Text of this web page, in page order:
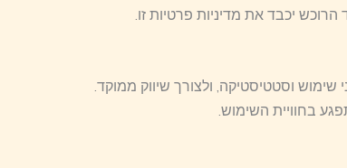
יכבד את מדיניות פרטיות זו.
וסטטיסטיקה, ולצורך שיווק ממוקד.
בחוויית השימוש.